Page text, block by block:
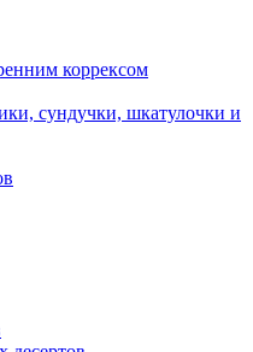
коррексом
сундучки, шкатулочки и